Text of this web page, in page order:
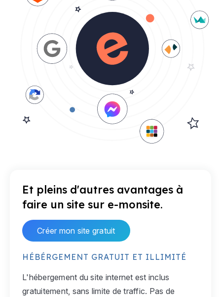
Et pleins d'autres avantages à
faire un site sur e-monsite.
Créer mon site gratuit
HÉBÉRGEMENT GRATUIT ET ILLIMITÉ
L'hébergement du site internet est inclus
gratuitement, sans limite de traffic. Pas de